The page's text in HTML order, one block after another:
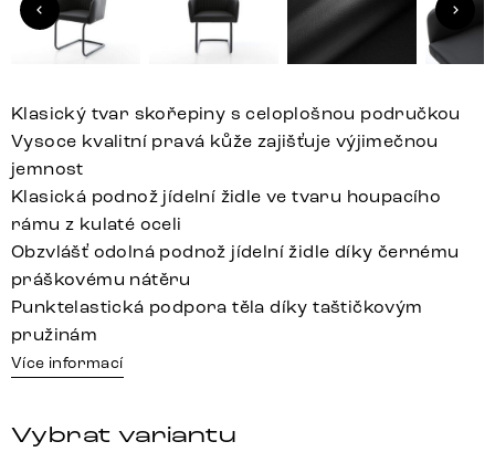
Klasický tvar skořepiny s celoplošnou područkou
Vysoce kvalitní pravá kůže zajišťuje výjimečnou
jemnost
Klasická podnož jídelní židle ve tvaru houpacího
rámu z kulaté oceli
Obzvlášť odolná podnož jídelní židle díky černému
práškovému nátěru
Punktelastická podpora těla díky taštičkovým
pružinám
Více informací
Vybrat variantu